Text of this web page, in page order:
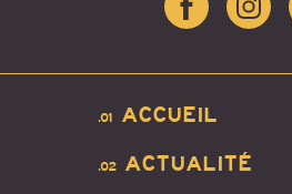
ACCUEIL
.01
ACTUALITÉ
.02